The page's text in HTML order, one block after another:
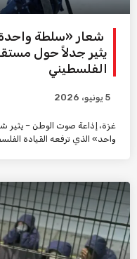
شعار «سلطة
يثير جدلاً حول
الفلسطيني
5 يونيو، 2026
غزة، إذاعة صوت الوطن – يثير
واحد» الذي ترفعه القيادة